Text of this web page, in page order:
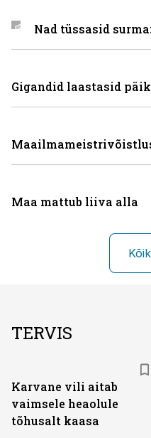
Nad tüssasid
Gigandid laastasid
Maa mattub liiva alla
TERVIS
Karvane vili aitab
vaimsele heaolule
tõhusalt kaasa